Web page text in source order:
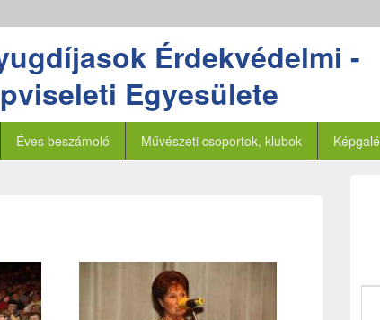
Érdekvédelmi -
Egyesülete
Éves beszámoló Művészeti csoportok, klubok